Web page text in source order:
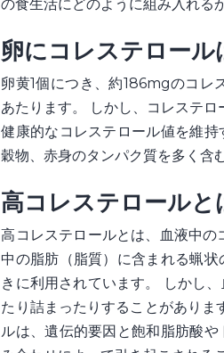
の食生活にどのように組み入れる
卵にコレステロール
卵黄1個につき、約186mgのコレ
あたります。 しかし、コレステロ
健康的なコレステロール値を維
穀物、赤身のタンパク質を多く含
高コレステロールと
高コレステロールとは、血液中
中の脂肪（脂質）に含まれる蝋
きに利用されています。 しかし
たり詰まったりすることがありま
ルは、遺伝的要因と飽和脂肪酸